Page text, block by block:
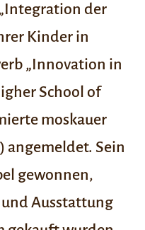
der
Kinder in
„Innovation in
School of
moskauer
angemeldet. Sein
gewonnen,
Ausstattung